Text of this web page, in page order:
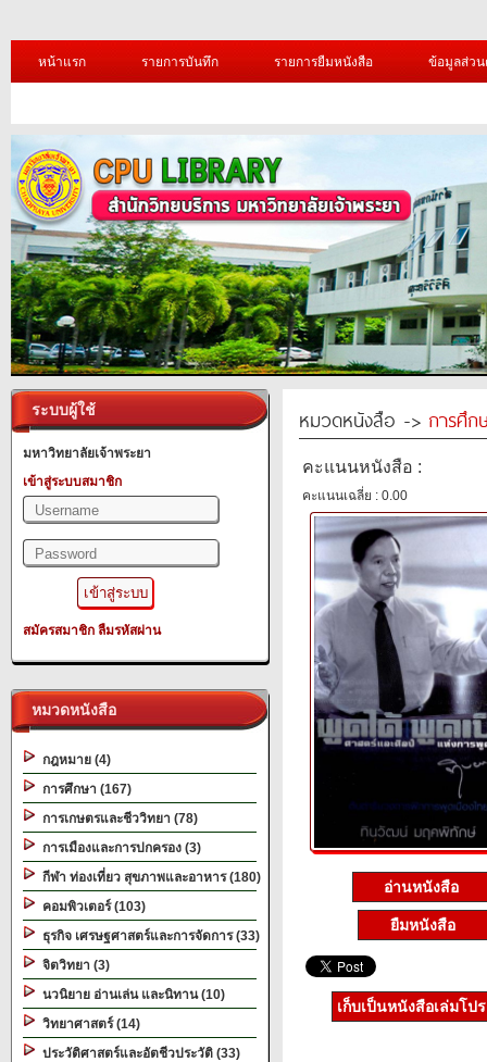
หน้าแรก รายการบันทึก รายการยืมหนังสือ ข้อมูลส่ว
ระบบผู้ใช้
มหาวิทยาลัยเจ้าพระยา
เข้าสู่ระบบสมาชิก
สมัครสมาชิก ลืมรหัสผ่าน
หมวดหนังสือ
กฎหมาย (4)
การศึกษา (167)
การเกษตรและชีววิทยา (78)
การเมืองและการปกครอง (3)
กีฬา ท่องเที่ยว สุขภาพและอาหาร (180)
คอมพิวเตอร์ (103)
ธุรกิจ เศรษฐศาสตร์และการจัดการ (33)
จิตวิทยา (3)
นวนิยาย อ่านเล่น และนิทาน (10)
วิทยาศาสตร์ (14)
ประวัติศาสตร์และอัตชีวประวัติ (33)
หมวดหนังสือ -> การศึก
คะแนนหนังสือ :
คะแนนเฉลี่ย : 0.00
อ่านหนังสือ
ยืมหนังสือ
เก็บเป็นหนังสือเล่มโป